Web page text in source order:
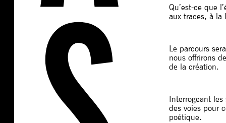
Qu’est-ce que
aux traces, à la
Le parcours
nous offrirons
de la création.
Interrogeant
des voies pour
poétique.